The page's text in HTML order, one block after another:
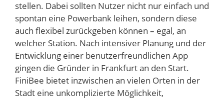
stellen. Dabei sollten Nutzer nicht nur einfach und
spontan eine Powerbank leihen, sondern diese
auch flexibel zurückgeben können – egal, an
welcher Station. Nach intensiver Planung und der
Entwicklung einer benutzerfreundlichen App
gingen die Gründer in Frankfurt an den Start.
FiniBee bietet inzwischen an vielen Orten in der
Stadt eine unkomplizierte Möglichkeit,